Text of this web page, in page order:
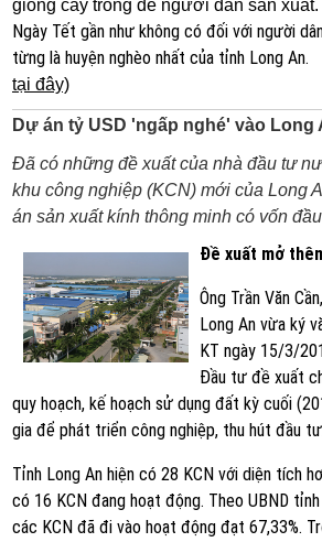
giống cây trồng để người dân sản xuất.
Ngày Tết gần như không có đối với người
từng là huyện nghèo nhất của tỉnh Long An.
tại đây)
Dự án tỷ USD 'ngấp nghé' vào Long
Đã có những đề xuất của nhà đầu tư
khu công nghiệp (KCN) mới của Long
án sản xuất kính thông minh có vốn
Đề xuất mở
Ông Trần Văn
Long An vừa ký
KT ngày 15/3/
Đầu tư đề xuất
quy hoạch, kế hoạch sử dụng đất kỳ cuối
gia để phát triển công nghiệp, thu hút đầu
Tỉnh Long An hiện có 28 KCN với diện tích
có 16 KCN đang hoạt động. Theo UBND
các KCN đã đi vào hoạt động đạt 67,33%.